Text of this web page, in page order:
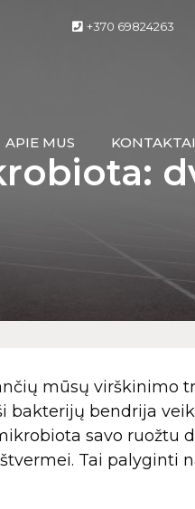
+370 69824263
APIE MUS KONTAKTAI
mūsų virškinimo
bakterijų bendrija
savo ruožtu
Tai palyginti